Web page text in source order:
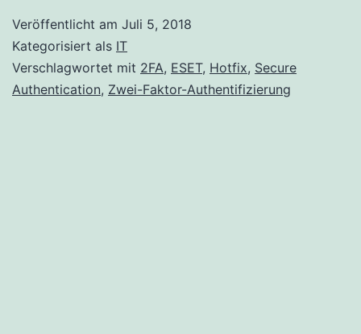
Version
2.7.31.0
Veröffentlicht am Juli 5, 2018
Kategorisiert als IT
Verschlagwortet mit 2FA, ESET, Hotfix, Secure
Authentication, Zwei-Faktor-Authentifizierung